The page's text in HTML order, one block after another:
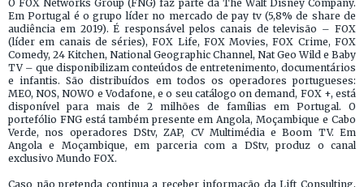
O FOX Networks Group (FNG) faz parte da The Walt Disney Company.
Em Portugal é o grupo líder no mercado de pay tv (5,8% de share de
audiência em 2019). É responsável pelos canais de televisão – FOX
(líder em canais de séries), FOX Life, FOX Movies, FOX Crime, FOX
Comedy, 24 Kitchen, National Geographic Channel, Nat Geo Wild e Baby
TV – que disponibilizam conteúdos de entretenimento, documentários
e infantis. São distribuídos em todos os operadores portugueses:
MEO, NOS, NOWO e Vodafone, e o seu catálogo on demand, FOX +, está
disponível para mais de 2 milhões de famílias em Portugal. O
portefólio FNG está também presente em Angola, Moçambique e Cabo
Verde, nos operadores DStv, ZAP, CV Multimédia e Boom TV. Em
Angola e Moçambique, em parceria com a DStv, produz o canal
exclusivo Mundo FOX.
Caso não pretenda continua a receber informação da Lift Consulting,